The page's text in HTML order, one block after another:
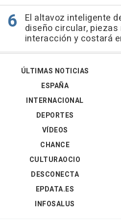
El altavoz inteligente
diseño circular, piezas
interacción y costará
ÚLTIMAS NOTICIAS
ESPAÑA
INTERNACIONAL
DEPORTES
VÍDEOS
CHANCE
CULTURAOCIO
DESCONECTA
EPDATA.ES
INFOSALUS